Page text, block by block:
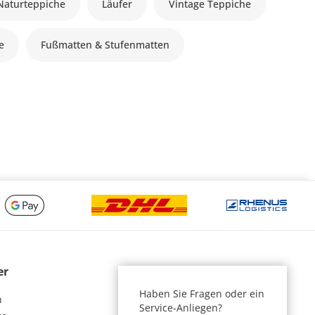
Läufer Vintage Teppiche
Fußmatten & Stufenmatten
Haben Sie Fragen oder ein
Service-Anliegen?